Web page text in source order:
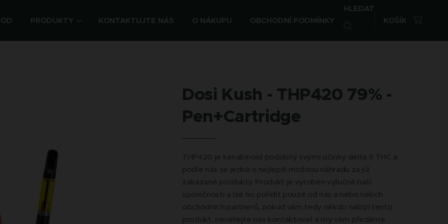
PRODUKTY KONTAKTUJTE NÁS O NÁKUPU OBCHODNÍ PODMÍNKY
HLEDAT
KOŠÍK
Dosi Kush - THP420 79% -
Pen+Cartridge
THP420 je kanabinoid podobný svými účinky delta 9 THC a
podle nás se jedná o nejlepší možnou náhradu za již
zakázané produkty. Produkt je vyroben výlučně naší
společností a lze ho pořídit pouze od nás a nebo našich
obchodních partnerů, pokud vám tedy někdo nabízí tento
produkt, neváhejte nás kontaktovat a my vám předáme